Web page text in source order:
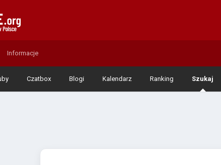
Czatbox Blogi Kalendarz Ranking Szukaj
Informacje